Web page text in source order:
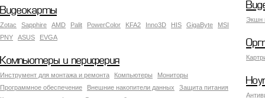
Экшн
Видеокарты
Zotac Sapphire AMD Palit PowerColor KFA2 Inno3D HIS GigaByte
MSI
PNY
ASUS EVGA
Компьютеры и периферия
Инструмент для монтажа и ремонта Компьютеры
Мониторы
Программное обеспечение
Внешние накопители данных
Защита питания